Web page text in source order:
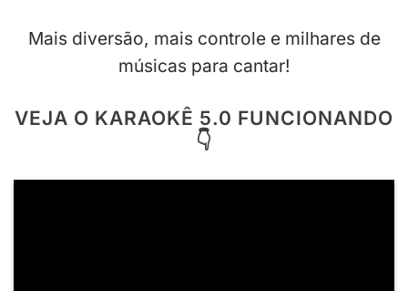
Mais diversão, mais controle e milhares de
músicas para cantar!
VEJA O KARAOKÊ 5.0 FUNCIONANDO
👇